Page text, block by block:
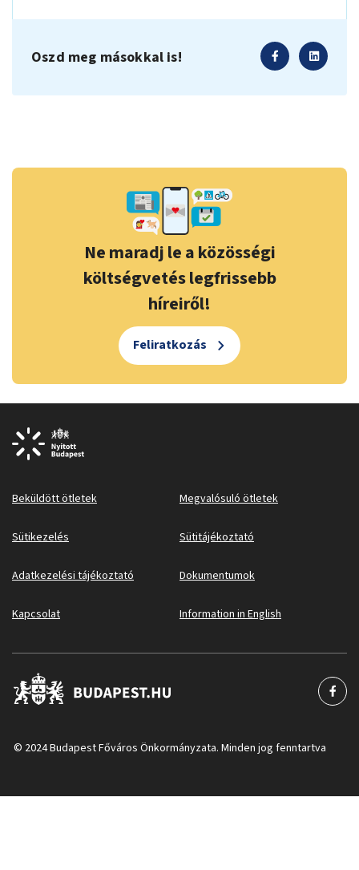
Oszd meg másokkal is!
Ne maradj le a közösségi
költségvetés legfrissebb
híreiről!
Feliratkozás
Beküldött ötletek Megvalósuló ötletek
Sütikezelés Sütitájékoztató
Adatkezelési tájékoztató Dokumentumok
Kapcsolat Information in English
© 2024 Budapest Főváros Önkormányzata. Minden jog fenntartva